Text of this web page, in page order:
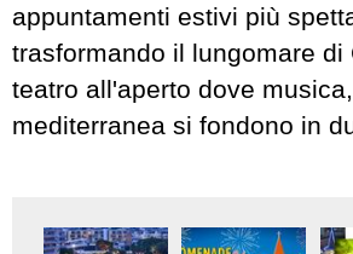
appuntamenti estivi più
trasformando il lungomare
teatro all'aperto dove
mediterranea si fondono in